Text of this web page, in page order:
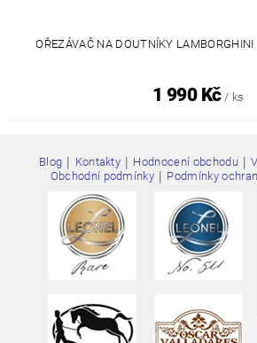
OŘEZÁVAČ NA DOUTNÍKY
1 990 Kč / ks
Blog Kontakty Hodnocení obchodu
Obchodní podmínky Podmínky